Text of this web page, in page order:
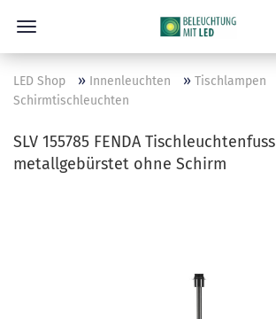
LED Shop » Innenleuchten » Tischlampen
Schirmtischleuchten
SLV 155785 FENDA Tischleuchtenfuss
metallgebürstet ohne Schirm